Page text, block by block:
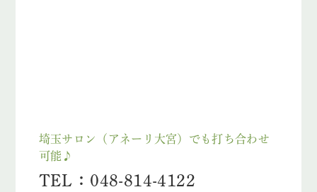
埼玉サロン（アネーリ大宮）でも打ち合わせ
可能♪
TEL：048-814-4122